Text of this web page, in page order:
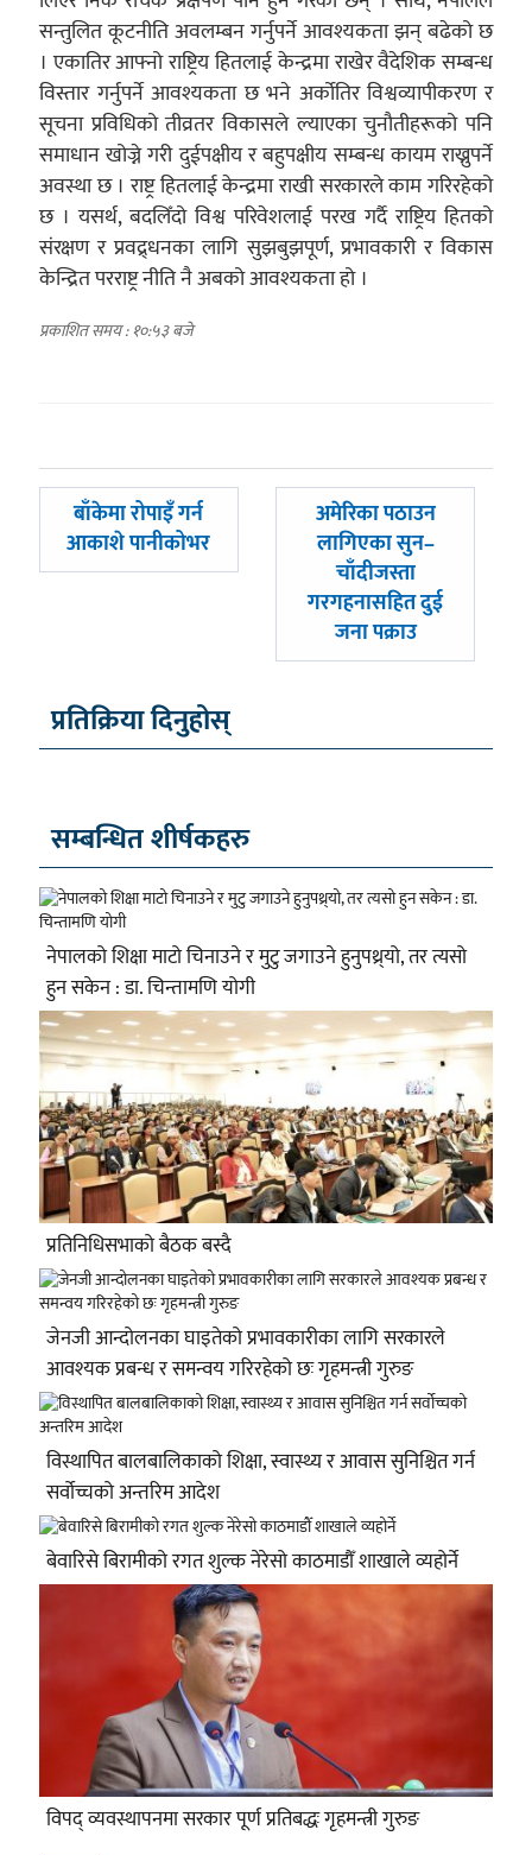
सन्तुलित कूटनीति अवलम्बन गर्नुपर्ने आवश्यकता झन् बढेको छ
। एकातिर आफ्नो राष्ट्रिय हितलाई केन्द्रमा राखेर वैदेशिक सम्बन्ध
विस्तार गर्नुपर्ने आवश्यकता छ भने अर्कोतिर विश्वव्यापीकरण र
सूचना प्रविधिको तीव्रतर विकासले ल्याएका चुनौतीहरूको पनि
समाधान खोज्ने गरी दुईपक्षीय र बहुपक्षीय सम्बन्ध कायम राख्नुपर्ने
अवस्था छ । राष्ट्र हितलाई केन्द्रमा राखी सरकारले काम गरिरहेको
छ । यसर्थ, बदलिँदो विश्व परिवेशलाई परख गर्दै राष्ट्रिय हितको
संरक्षण र प्रवद्र्धनका लागि सुझबुझपूर्ण, प्रभावकारी र विकास
केन्द्रित परराष्ट्र नीति नै अबको आवश्यकता हो ।
प्रकाशित समय : १०:५३ बजे
पछिल्लाे
-
बाँकेमा रोपाइँ गर्न
आकाशे पानीकोभर
अघिल्लाे
-
अमेरिका पठाउन
लागिएका सुन–
चाँदीजस्ता
गरगहनासहित दुई
जना पक्राउ
प्रतिक्रिया दिनुहोस्
सम्बन्धित शीर्षकहरु
नेपालको शिक्षा माटो चिनाउने र मुटु जगाउने हुनुपथ्र्यो, तर त्यसो
हुन सकेन : डा. चिन्तामणि योगी
प्रतिनिधिसभाको बैठक बस्दै
जेनजी आन्दोलनका घाइतेको प्रभावकारीका लागि सरकारले
आवश्यक प्रबन्ध र समन्वय गरिरहेको छः गृहमन्त्री गुरुङ
विस्थापित बालबालिकाको शिक्षा, स्वास्थ्य र आवास सुनिश्चित गर्न
सर्वोच्चको अन्तरिम आदेश
बेवारिसे बिरामीको रगत शुल्क नेरेसो काठमाडौँ शाखाले व्यहोर्ने
विपद् व्यवस्थापनमा सरकार पूर्ण प्रतिबद्धः गृहमन्त्री गुरुङ